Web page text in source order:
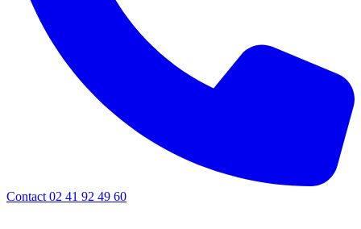
Contact 02 41 92 49 60